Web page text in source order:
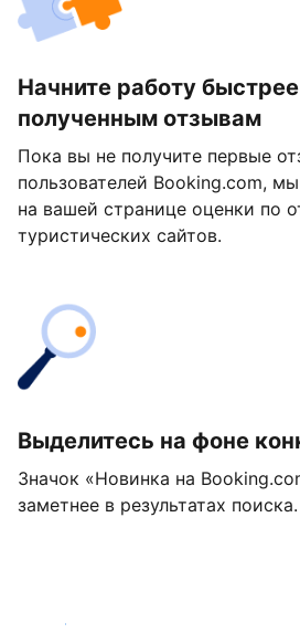
Начните работу
полученным отзывам
Пока вы не получите первые
пользователей Booking.com,
на вашей странице оценки по
туристических сайтов.
Выделитесь на фоне
Значок «Новинка на
заметнее в результатах поиска.
Начать